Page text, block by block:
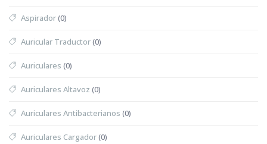
Aspirador(0)
Auricular Traductor(0)
Auriculares (0)
Auriculares Altavoz (0)
Auriculares Antibacterianos (0)
Auriculares Cargador(0)